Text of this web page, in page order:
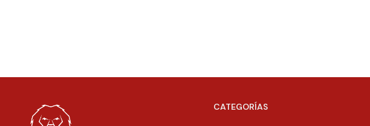
CATEGORÍAS